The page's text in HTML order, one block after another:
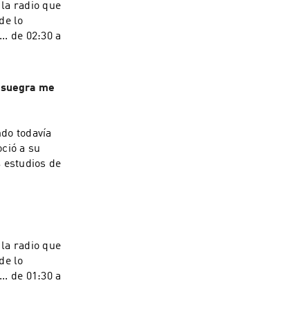
radio que
lo
de 02:30 a
me
todavía
a su
estudios de
radio que
lo
de 01:30 a